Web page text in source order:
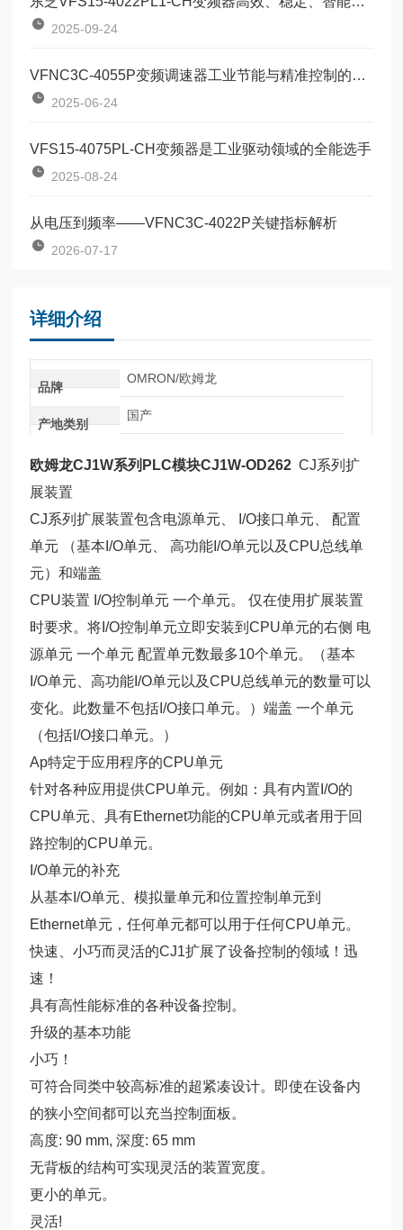
2025-09-24
VFNC3C-4055P变频调速器工业节能与精准控制的革新产品
2025-06-24
VFS15-4075PL-CH变频器是工业驱动领域的全能选手
2025-08-24
从电压到频率——VFNC3C-4022P关键指标解析
2026-07-17
详细介绍
品牌
OMRON/欧姆龙
产地类别
国产
欧姆龙CJ1W系列PLC模块CJ1W-OD262 CJ系列扩
展装置
CJ系列扩展装置包含电源单元、 I/O接口单元、 配置
单元 （基本I/O单元、 高功能I/O单元以及CPU总线单
元）和端盖
CPU装置 I/O控制单元 一个单元。 仅在使用扩展装置
时要求。将I/O控制单元立即安装到CPU单元的右侧 电
源单元 一个单元 配置单元数最多10个单元。（基本
I/O单元、高功能I/O单元以及CPU总线单元的数量可以
变化。此数量不包括I/O接口单元。）端盖 一个单元
（包括I/O接口单元。）
Ap特定于应用程序的CPU单元
针对各种应用提供CPU单元。例如：具有内置I/O的
CPU单元、具有Ethernet功能的CPU单元或者用于回
路控制的CPU单元。
I/O单元的补充
从基本I/O单元、模拟量单元和位置控制单元到
Ethernet单元，任何单元都可以用于任何CPU单元。
快速、小巧而灵活的CJ1扩展了设备控制的领域！迅
速！
具有高性能标准的各种设备控制。
升级的基本功能
小巧！
可符合同类中较高标准的超紧凑设计。即使在设备内
的狭小空间都可以充当控制面板。
高度: 90 mm, 深度: 65 mm
无背板的结构可实现灵活的装置宽度。
更小的单元。
灵活!